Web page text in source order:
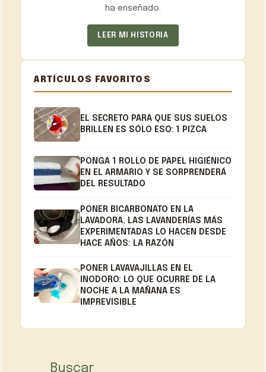
ha enseñado.
LEER MI HISTORIA
ARTÍCULOS FAVORITOS
EL SECRETO PARA QUE SUS SUELOS
BRILLEN ES SÓLO ESO: 1 PIZCA
PONGA 1 ROLLO DE PAPEL HIGIÉNICO
EN EL ARMARIO Y SE SORPRENDERÁ
DEL RESULTADO
PONER BICARBONATO EN LA
LAVADORA, LAS LAVANDERÍAS MÁS
EXPERIMENTADAS LO HACEN DESDE
HACE AÑOS: LA RAZÓN
PONER LAVAVAJILLAS EN EL
INODORO: LO QUE OCURRE DE LA
NOCHE A LA MAÑANA ES
IMPREVISIBLE
Buscar